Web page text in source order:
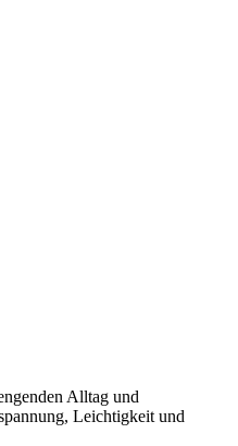
Alltag und
Leichtigkeit und